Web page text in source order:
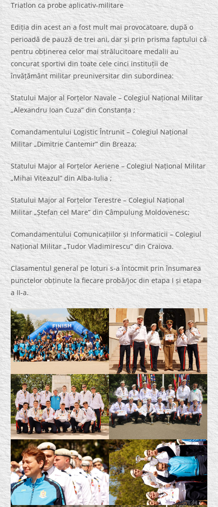
Triatlon ca probe aplicativ-militare
Ediția din acest an a fost mult mai provocatoare, după o
perioadă de pauză de trei ani, dar și prin prisma faptului că
pentru obținerea celor mai strălucitoare medalii au
concurat sportivi din toate cele cinci instituții de
învățământ militar preuniversitar din subordinea:
Statului Major al Forțelor Navale – Colegiul Național Militar
„Alexandru Ioan Cuza” din Constanța ;
Comandamentului Logistic Întrunit – Colegiul Național
Militar „Dimitrie Cantemir” din Breaza;
Statului Major al Forțelor Aeriene – Colegiul Național Militar
„Mihai Viteazul” din Alba-Iulia ;
Statului Major al Forțelor Terestre – Colegiul Național
Militar „Ștefan cel Mare” din Câmpulung Moldovenesc;
Comandamentului Comunicațiilor și Informaticii – Colegiul
Național Militar „Tudor Vladimirescu” din Craiova.
Clasamentul general pe loturi s-a întocmit prin însumarea
punctelor obținute la fiecare probă/joc din etapa I și etapa
a II-a.